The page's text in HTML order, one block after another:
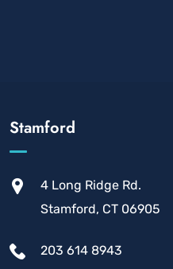
Stamford
4 Long Ridge Rd.
Stamford, CT 06905
203 614 8943